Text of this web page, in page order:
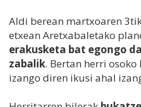
Aldi berean martxoaren
etxean Aretxabaletako
erakusketa bat egongo
zabalik. Bertan herri
izango diren ikusi ahal